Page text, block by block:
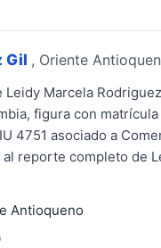
Gil , Oriente
Marcela
figura con
4751 asociado a
reporte completo de
Antioqueno